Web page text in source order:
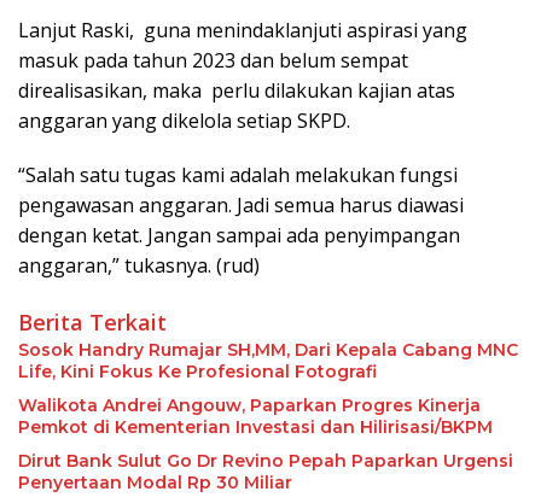
Lanjut Raski, guna menindaklanjuti aspirasi yang
masuk pada tahun 2023 dan belum sempat
direalisasikan, maka perlu dilakukan kajian atas
anggaran yang dikelola setiap SKPD.
“Salah satu tugas kami adalah melakukan fungsi
pengawasan anggaran. Jadi semua harus diawasi
dengan ketat. Jangan sampai ada penyimpangan
anggaran,” tukasnya. (rud)
Berita Terkait
Sosok Handry Rumajar SH,MM, Dari Kepala Cabang MNC
Life, Kini Fokus Ke Profesional Fotografi
Walikota Andrei Angouw, Paparkan Progres Kinerja
Pemkot di Kementerian Investasi dan Hilirisasi/BKPM
Dirut Bank Sulut Go Dr Revino Pepah Paparkan Urgensi
Penyertaan Modal Rp 30 Miliar